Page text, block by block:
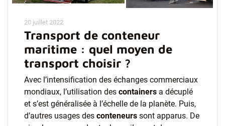
20 juillet 2022
Transport de conteneur
maritime : quel moyen de
transport choisir ?
Avec l’intensification des échanges commerciaux
mondiaux, l’utilisation des containers a décuplé
et s’est généralisée à l’échelle de la planète. Puis,
d’autres usages des conteneurs sont apparus. De